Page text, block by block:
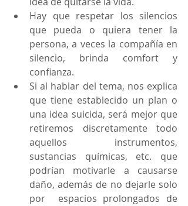
Hay que respetar los silencios
que pueda o quiera tener la
persona, a veces la compañía en
silencio, brinda comfort y
confianza.
Si al hablar del tema, nos explica
que tiene establecido un plan o
una idea suicida, será mejor que
retiremos discretamente todo
aquellos instrumentos,
sustancias químicas, etc. que
podrían motivarle a causarse
daño, además de no dejarle solo
por  espacios prolongados de